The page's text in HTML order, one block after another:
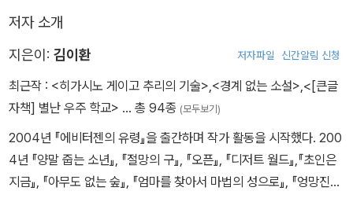
저자 소개
지은이: 김이환 저자파일 신간알림 신청
최근작 : <히가시노 게이고 추리의 기술> <경계 없는 소설> <[큰글
자책] 별난 우주 학교> … 총 94종 (모두보기)
2004년 『에비터젠의 유령』을 출간하며 작가 활동을 시작했다. 200
4년 『양말 줍는 소년』, 『절망의 구』, 『오픈』, 『디저트 월드』,『초인은
지금』, 『아무도 없는 숲』, 『엄마를 찾아서 마법의 성으로』, 『엉망진창